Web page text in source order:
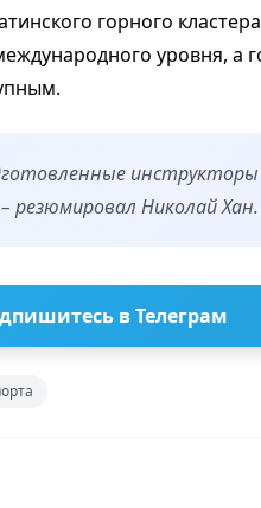
горного
уровня, а
инструкторы
резюмировал Николай Хан.
в Телеграм